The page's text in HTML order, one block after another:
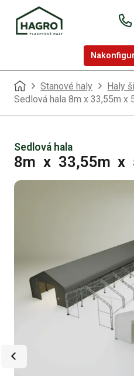
Stanové haly
Haly
Sedlová hala 8m x 33,55m x
Sedlová hala
8m x 33,55m x